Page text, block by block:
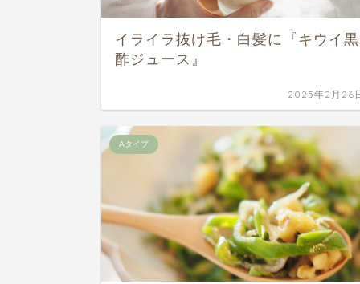
イライラ抜け毛・白髪に『キウイ黒
酢ジュース』
2025年2月26
Aタイプ